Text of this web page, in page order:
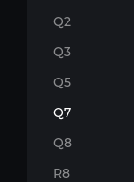
Q2
Q3
Q5
Q7
Q8
R8